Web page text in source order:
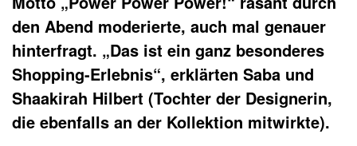
den Abend moderierte, auch mal genauer
hinterfragt. „Das ist ein ganz besonderes
Shopping-Erlebnis“, erklärten Saba und
Shaakirah Hilbert (Tochter der Designerin,
die ebenfalls an der Kollektion mitwirkte).